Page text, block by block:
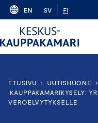
Skip
content
EN SV FI
ETUSIVU › UUTISHUONE ›
KAUPPAKAMARIKYSELY:
VEROELVYTYKSELLE